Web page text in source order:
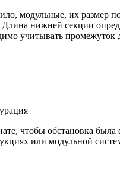
модульные, их размер
нижней секции
учитывать промежуток
чтобы обстановка
или модульной